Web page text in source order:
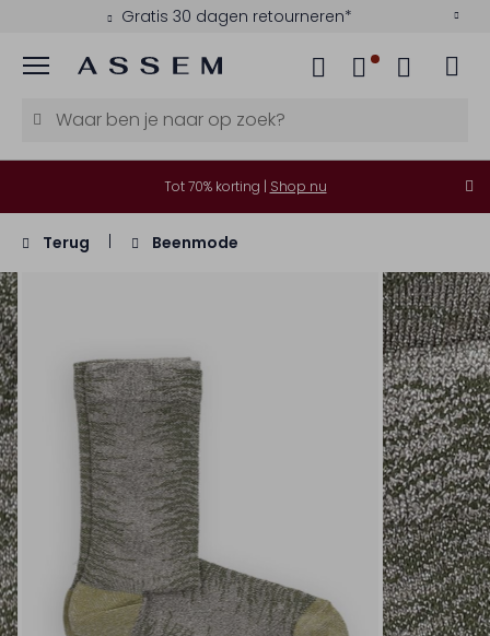
Gratis 30 dagen retourneren*
Menu
Tot 70% korting | Shop nu
Terug Beenmode